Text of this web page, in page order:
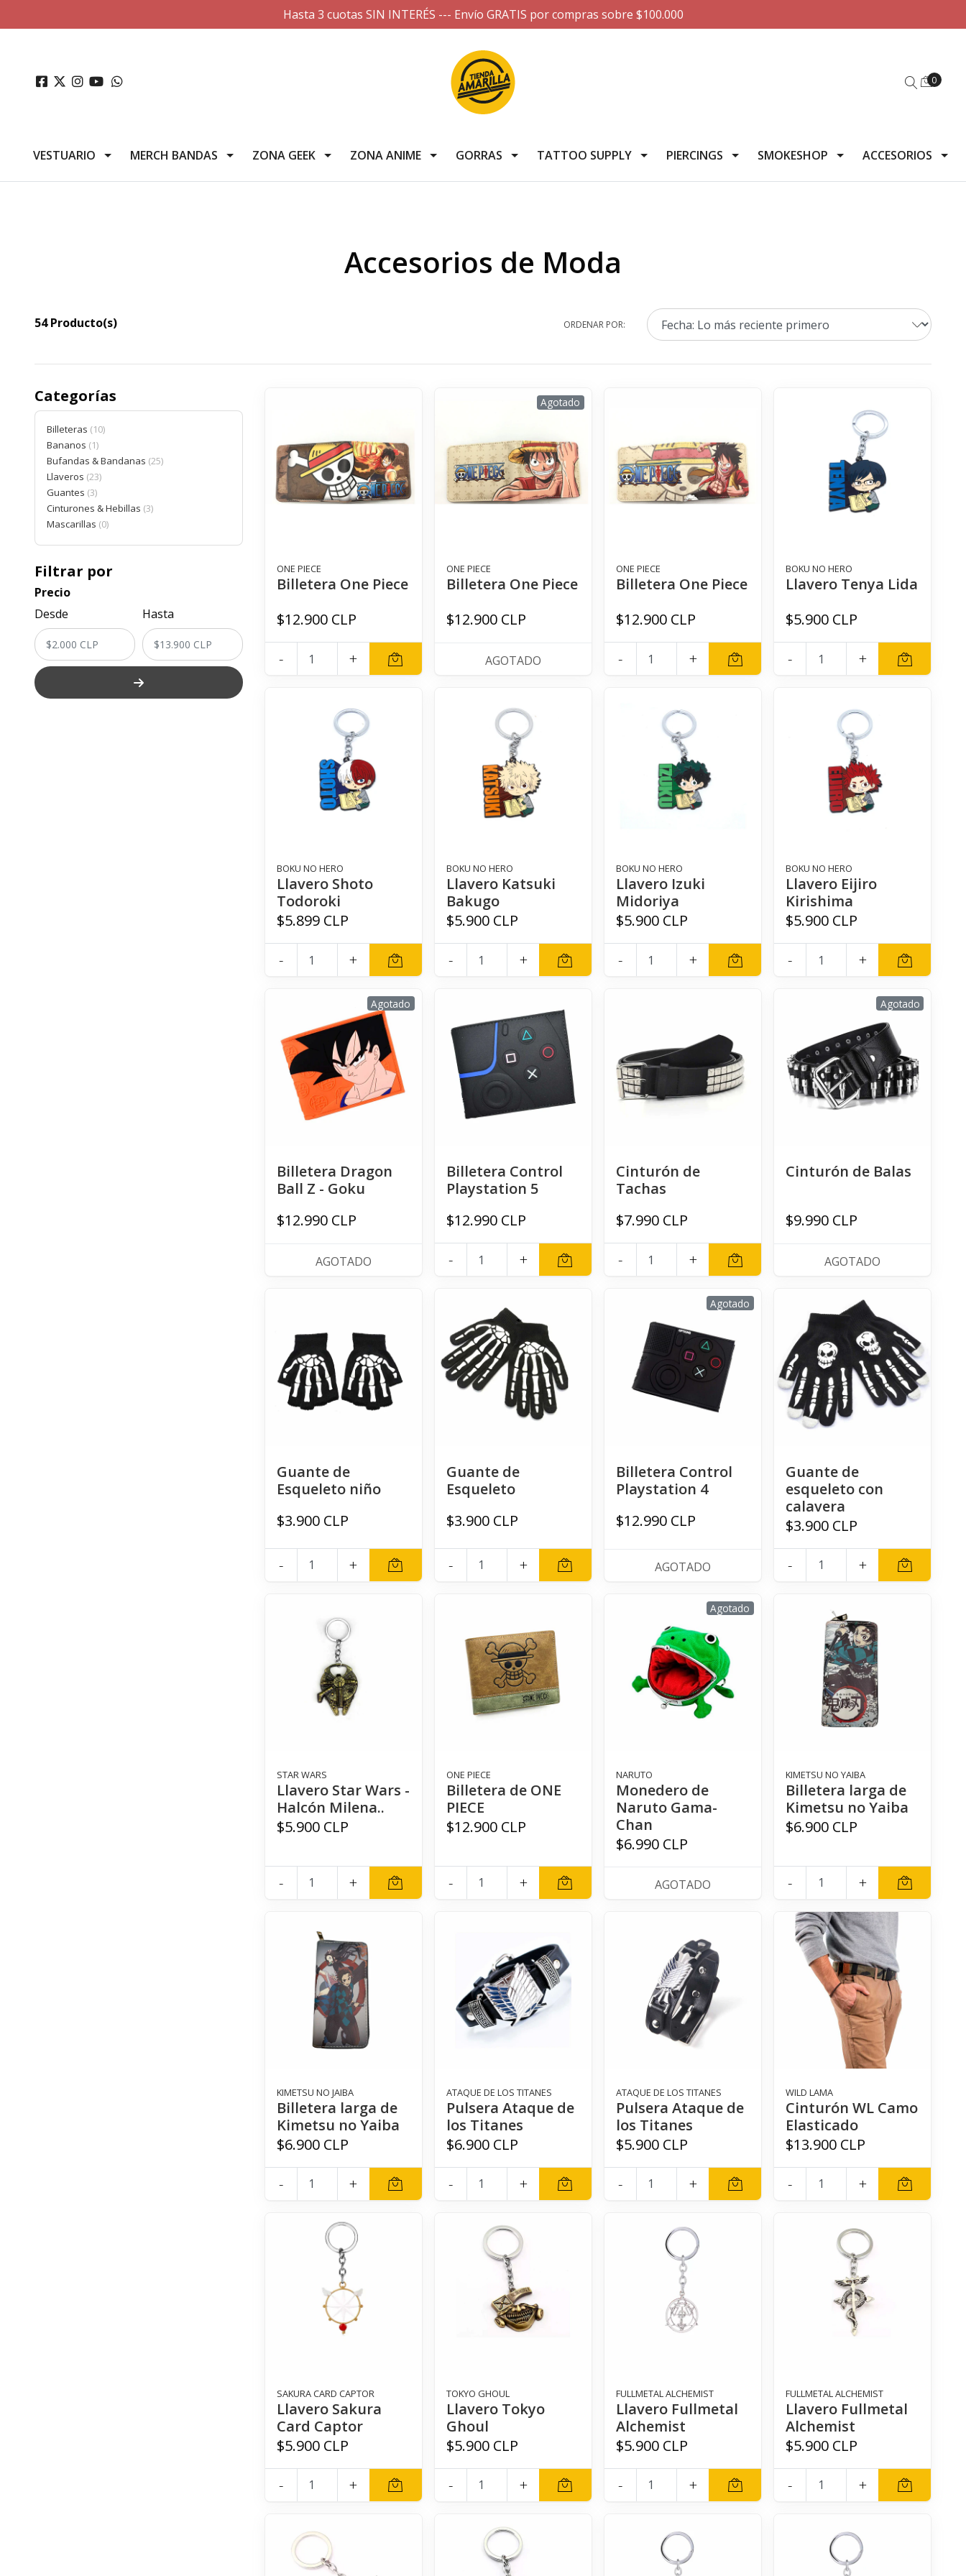
Hasta 3 cuotas SIN INTERÉS --- Envío GRATIS por compras sobre $100.000
0
VESTUARIO MERCH BANDAS ZONA GEEK ZONA ANIME GORRAS TATTOO SUPPLY PIERCINGS SMOKESHOP ACCESORIOS
Accesorios de Moda
54 Producto(s) ORDENAR POR:
Categorías
Billeteras 10
Bananos 1
Bufandas & Bandanas 25
Llaveros 23
Guantes 3
Cinturones & Hebillas 3
Mascarillas 0
Filtrar por
Precio
Desde
Hasta
ONE PIECE
Billetera One Piece
$12.900 CLP
- +
Agotado
ONE PIECE
Billetera One Piece
$12.900 CLP
AGOTADO
ONE PIECE
Billetera One Piece
$12.900 CLP
- +
BOKU NO HERO
Llavero Tenya Lida
$5.900 CLP
- +
BOKU NO HERO
Llavero Shoto
Todoroki
$5.899 CLP
- +
BOKU NO HERO
Llavero Katsuki
Bakugo
$5.900 CLP
- +
BOKU NO HERO
Llavero Izuki
Midoriya
$5.900 CLP
- +
BOKU NO HERO
Llavero Eijiro
Kirishima
$5.900 CLP
- +
Agotado
Billetera Dragon
Ball Z - Goku
$12.990 CLP
AGOTADO
Billetera Control
Playstation 5
$12.990 CLP
- +
Cinturón de
Tachas
$7.990 CLP
- +
Agotado
Cinturón de Balas
$9.990 CLP
AGOTADO
Guante de
Esqueleto niño
$3.900 CLP
- +
Guante de
Esqueleto
$3.900 CLP
- +
Agotado
Billetera Control
Playstation 4
$12.990 CLP
AGOTADO
Guante de
esqueleto con
calavera
$3.900 CLP
- +
STAR WARS
Llavero Star Wars -
Halcón Milena..
$5.900 CLP
- +
ONE PIECE
Billetera de ONE
PIECE
$12.900 CLP
- +
Agotado
NARUTO
Monedero de
Naruto Gama-
Chan
$6.990 CLP
AGOTADO
KIMETSU NO YAIBA
Billetera larga de
Kimetsu no Yaiba
$6.900 CLP
- +
KIMETSU NO JAIBA
Billetera larga de
Kimetsu no Yaiba
$6.900 CLP
- +
ATAQUE DE LOS TITANES
Pulsera Ataque de
los Titanes
$6.900 CLP
- +
ATAQUE DE LOS TITANES
Pulsera Ataque de
los Titanes
$5.900 CLP
- +
WILD LAMA
Cinturón WL Camo
Elasticado
$13.900 CLP
- +
SAKURA CARD CAPTOR
Llavero Sakura
Card Captor
$5.900 CLP
- +
TOKYO GHOUL
Llavero Tokyo
Ghoul
$5.900 CLP
- +
FULLMETAL ALCHEMIST
Llavero Fullmetal
Alchemist
$5.900 CLP
- +
FULLMETAL ALCHEMIST
Llavero Fullmetal
Alchemist
$5.900 CLP
- +